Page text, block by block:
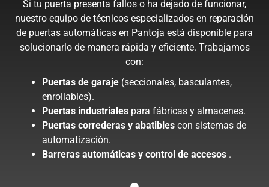
Si tu puerta presenta fallos o ha dejado de funcionar,
nuestro equipo de técnicos especializados en reparación
de puertas automáticas en Pantoja está disponible para
solucionarlo de manera rápida y eficiente. Trabajamos
con:
Puertas de garaje (seccionales, basculantes,
enrollables).
Puertas industriales para fábricas y almacenes.
Puertas correderas y abatibles con sistemas de
automatización.
Barreras automáticas y control de accesos .